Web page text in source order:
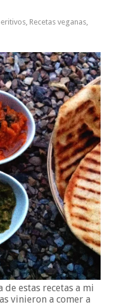
, Recetas veganas,
estas recetas a mi
vinieron a comer a